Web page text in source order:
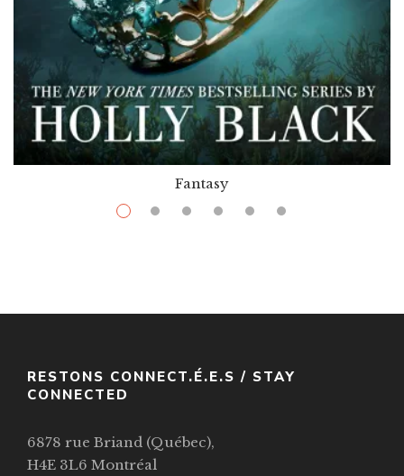
Fantasy
$ 12.99 $25.99
RESTONS CONNECT.É.E.S / STAY
CONNECTED
6878 rue Briand (Québec),
H4E 3L6 Montréal